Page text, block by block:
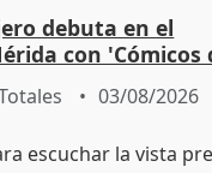
debuta en el
con 'Cómicos
me ha escogido"
03/08/2026